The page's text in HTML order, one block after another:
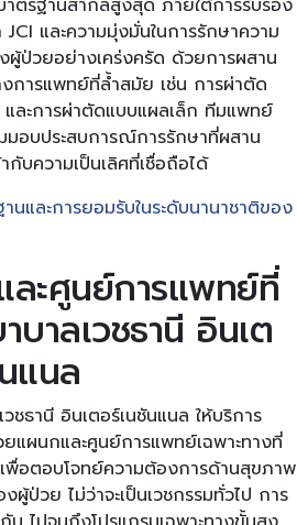
ตรฐานสากลสูงสุด ภายใต้การรับรอง
และความมุ่งมั่นในการรักษาความ
ป่วยอย่างเคร่งครัด ด้วยการผสาน
งการแพทย์ที่ล้ำสมัย เช่น การผ่าตัด
ละการผ่าตัดแบบแผลเล็ก ทีมแพทย์
มอบประสบการณ์การรักษาที่ผสาน
กับความเป็นเลิศที่เชื่อถือได้
นและการยอมรับในระดับนานาชาติของ
ะศูนย์การแพทย์ที่
บาลเวชธานี อินเต
แนล
ชธานี อินเตอร์เนชันแนล ให้บริการ
แผนกและศูนย์การแพทย์เฉพาะทางที่
พื่อตอบโจทย์ความต้องการด้านสุขภาพ
ผู้ป่วย ไม่ว่าจะเป็นเวชกรรมทั่วไป การ